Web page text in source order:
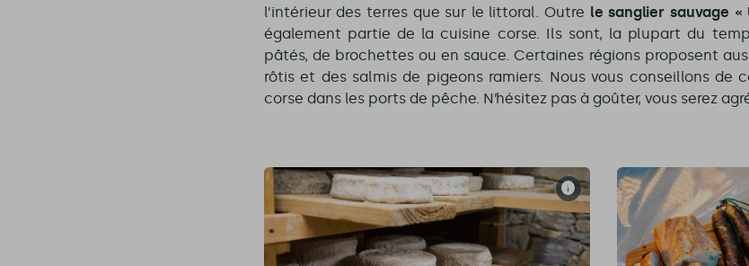
l’intérieur des terres que sur le littoral. Outre le sanglier sauvage «
également partie de la cuisine corse. Ils sont, la plupart du
pâtés, de brochettes ou en sauce. Certaines régions proposent
rôtis et des salmis de pigeons ramiers. Nous vous conseillons de
corse dans les ports de pêche. N’hésitez pas à goûter, vous serez